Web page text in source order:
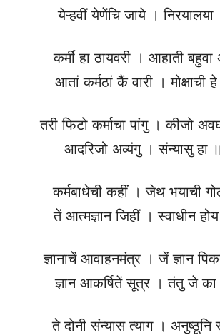
येऱ्हवीं येणेंचि जाये ।
कर्मीं हा ठायवरी । आहाती
आतां कर्मठां कैं वारी ।
तरी फिटो कर्माचा पांगु । कीजो
आदरिजो अव्यंगु । संन्यासु हा
कर्मबाधेची कहीं । जेथ भयाची
तें आत्मज्ञान जिहीं । स्वाधीन
ज्ञानाचें आवाहनमंत्र । जें ज्ञान
ज्ञान आकर्षितें सूत्र । तंतु जे
ते दोनी संन्यास त्याग ।